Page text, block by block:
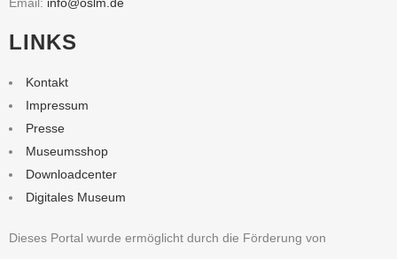
LINKS
Kontakt
Impressum
Presse
Museumsshop
Downloadcenter
Digitales Museum
Dieses Portal wurde ermöglicht durch die Förderung von